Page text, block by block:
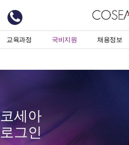
교육과정 국비지원 채용정보
코세아
로그인